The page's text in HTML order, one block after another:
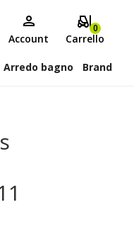
Account
0
Carrello
Arredo bagno Brand